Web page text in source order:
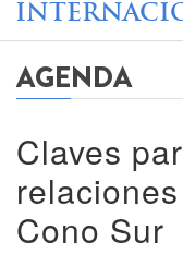
AGENDA
Claves
Cono Sur